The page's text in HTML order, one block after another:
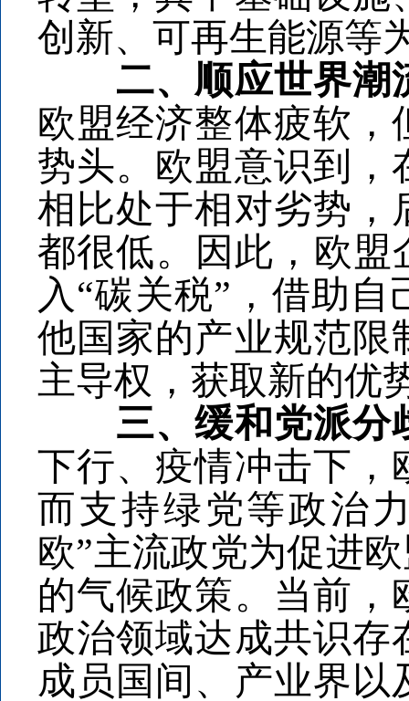
创新、可再生能源等
二、顺应世界潮
欧盟经济整体疲软，
势头。欧盟意识到，
相比处于相对劣势，
都很低。因此，欧盟
入“碳关税”，借助
他国家的产业规范限
主导权，获取新的优
三、缓和党派分
下行、疫情冲击下，
而支持绿党等政治
欧”主流政党为促进
的气候政策。当前，
政治领域达成共识存
成员国间、产业界